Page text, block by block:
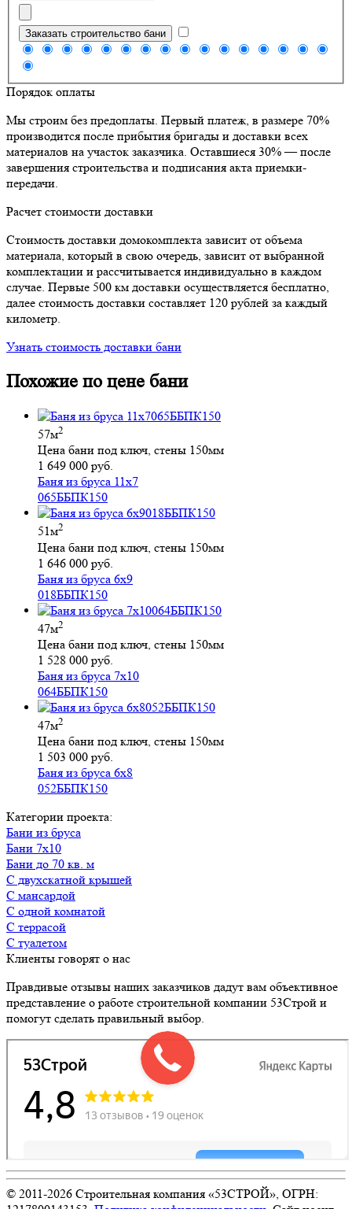
Заказать строительство бани
Порядок оплаты
Мы строим без предоплаты. Первый платеж, в размере 70%
производится после прибытия бригады и доставки всех
материалов на участок заказчика. Оставшиеся 30% — после
завершения строительства и подписания акта приемки-
передачи.
Расчет стоимости доставки
Стоимость доставки домокомплекта зависит от объема
материала, который в свою очередь, зависит от выбранной
комплектации и рассчитывается индивидуально в каждом
случае. Первые 500 км доставки осуществляется бесплатно,
далее стоимость доставки составляет 120 рублей за каждый
километр.
Узнать стоимость доставки бани
Похожие по цене бани
57м2
Цена бани под ключ, стены 150мм
1 649 000 руб.
Баня из бруса 11х7
065ББПК150
51м2
Цена бани под ключ, стены 150мм
1 646 000 руб.
Баня из бруса 6х9
018ББПК150
47м2
Цена бани под ключ, стены 150мм
1 528 000 руб.
Баня из бруса 7х10
064ББПК150
47м2
Цена бани под ключ, стены 150мм
1 503 000 руб.
Баня из бруса 6х8
052ББПК150
Категории проекта:
Бани из бруса
Бани 7х10
Бани до 70 кв. м
с двухскатной крышей
с мансардой
с одной комнатой
с террасой
с туалетом
Клиенты говорят о нас
Правдивые отзывы наших заказчиков дадут вам объективное
представление о работе строительной компании 53Строй и
помогут сделать правильный выбор.
© 2011-2026 Строительная компания «53СТРОЙ», ОГРН: